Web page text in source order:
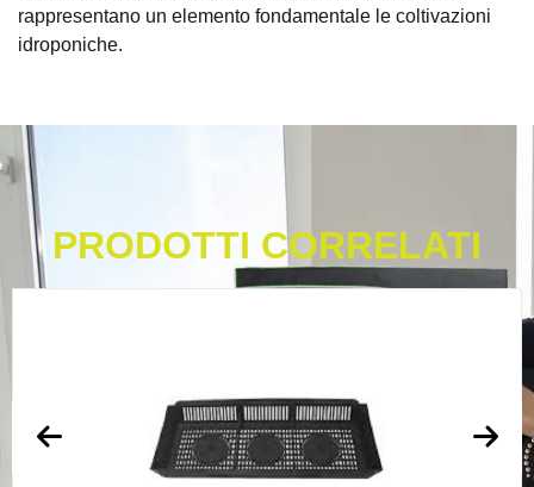
rappresentano un elemento fondamentale le coltivazioni
idroponiche.
PRODOTTI CORRELATI